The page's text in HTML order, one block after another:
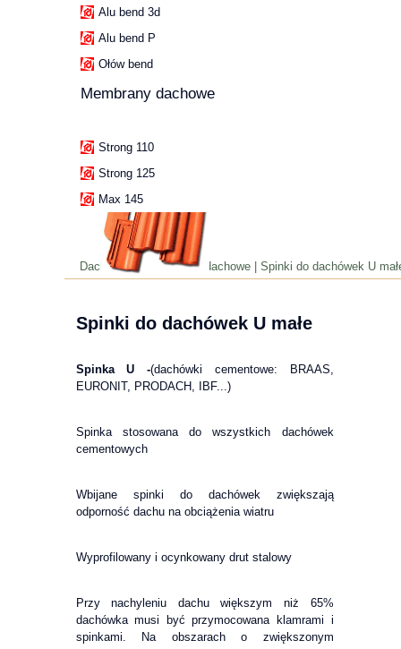
Alu bend 3d
Alu bend P
Ołów bend
Membrany dachowe
Strong 110
Strong 125
Max 145
Dachspin.pl| Akcesoria dachowe | Spinki do dachówek U
Spinki do dachówek U małe
Spinka U -(dachówki cementowe: BRAAS,
EURONIT, PRODACH, IBF...)
Spinka stosowana do wszystkich dachówek
cementowych
Wbijane spinki do dachówek zwiększają
odporność dachu na obciążenia wiatru
Wyprofilowany i ocynkowany drut stalowy
Przy nachyleniu dachu większym niż 65%
dachówka musi być przymocowana klamrami i
spinkami. Na obszarach o zwiększonym